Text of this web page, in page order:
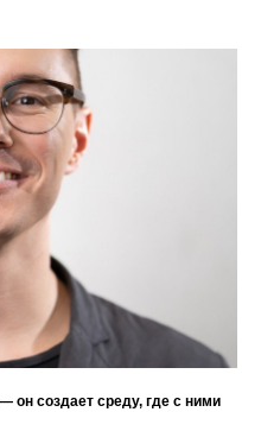
он создает среду, где с ними